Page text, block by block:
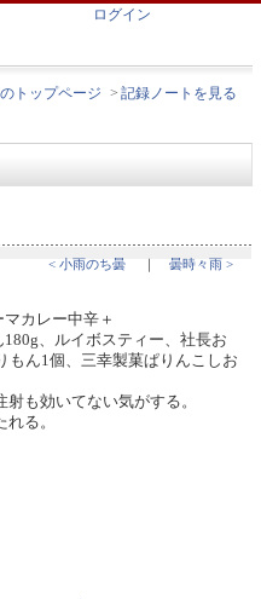
ログイン
トップページ > 記録ノートを見る
< 小雨のち曇 ｜ 曇時々雨 >
マカレー中辛＋
180g、ルイボスティー、社長お
もん1個、三幸製菓ぱりんこしお
も効いてない気がする。
る。